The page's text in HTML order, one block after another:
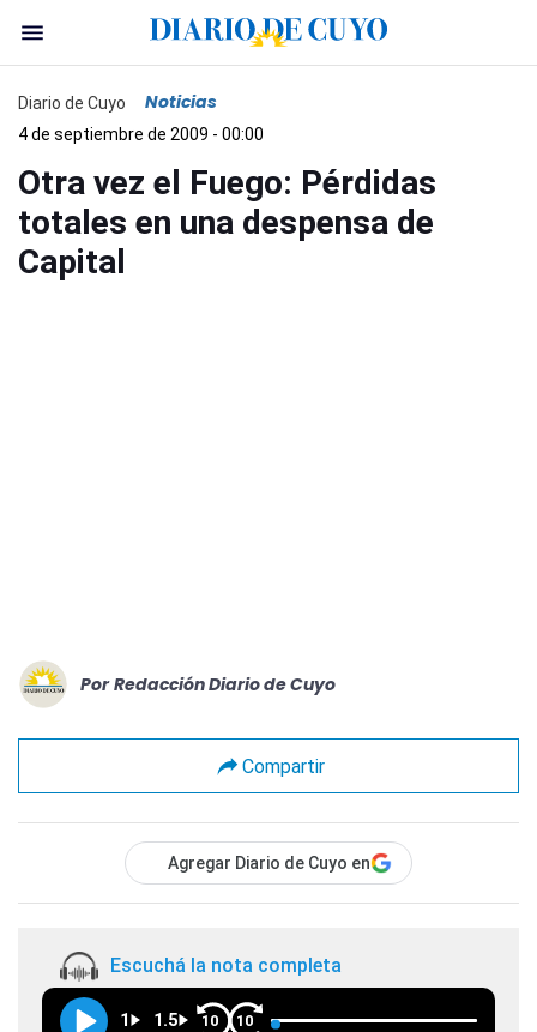
Diario de Cuyo Noticias
4 de septiembre de 2009 - 00:00
Otra vez el Fuego: Pérdidas
totales en una despensa de
Capital
Por Redacción Diario de Cuyo
Compartir
Agregar Diario de Cuyo en
Escuchá la nota completa
1 1.5 10 10